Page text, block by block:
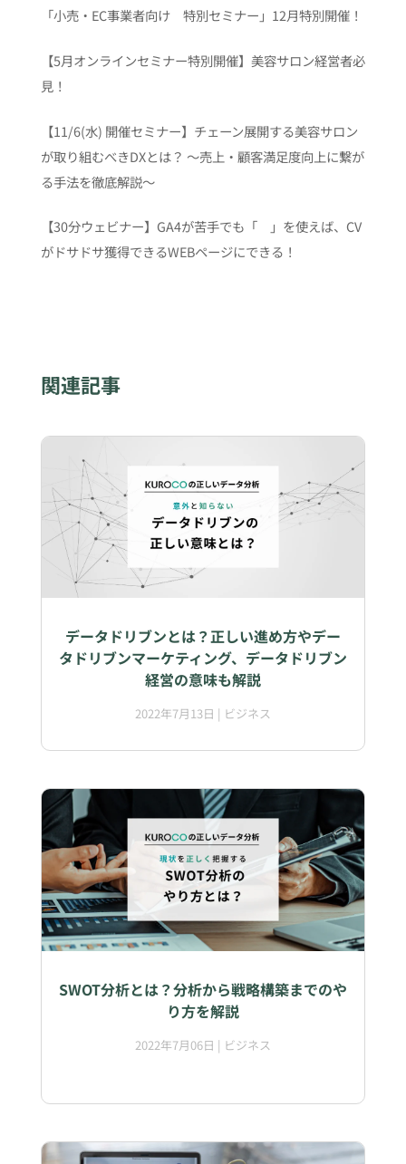
「小売・EC事業者向け 特別セミナー」12月特別開催！
【5月オンラインセミナー特別開催】美容サロン経営者必
見！
【11/6(水) 開催セミナー】チェーン展開する美容サロン
が取り組むべきDXとは？ 〜売上・顧客満足度向上に繋が
る手法を徹底解説〜
【30分ウェビナー】GA4が苦手でも「 」を使えば、CV
がドサドサ獲得できるWEBページにできる！
関連記事
データドリブンとは？正しい進め方やデー
タドリブンマーケティング、データドリブン
経営の意味も解説
2022年7月13日 | ビジネス
SWOT分析とは？分析から戦略構築までのや
り方を解説
2022年7月06日 | ビジネス